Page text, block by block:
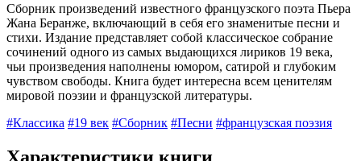
Сборник произведений известного французского поэта Пьера
Жана Беранже, включающий в себя его знаменитые песни и
стихи. Издание представляет собой классическое собрание
сочинений одного из самых выдающихся лириков 19 века,
чьи произведения наполнены юмором, сатирой и глубоким
чувством свободы. Книга будет интересна всем ценителям
мировой поэзии и французской литературы.
#Классика #19 век #Сборник #Песни #французская поэзия
Характеристики книги